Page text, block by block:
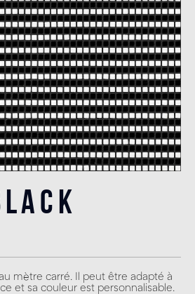
mètre carré. Il peut être adapté à
et sa couleur est personnalisable.